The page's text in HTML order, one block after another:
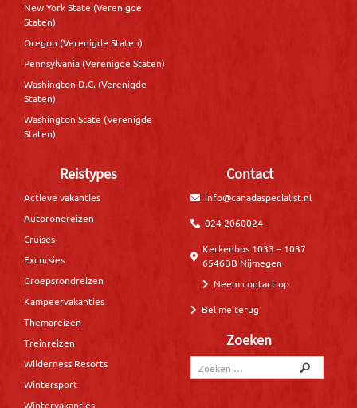
New York State (Verenigde
Staten)
Oregon (Verenigde Staten)
Pennsylvania (Verenigde Staten)
Washington D.C. (Verenigde
Staten)
Washington State (Verenigde
Staten)
Reistypes
Actieve vakanties
Autorondreizen
Cruises
Excursies
Groepsrondreizen
Kampeervakanties
Themareizen
Treinreizen
Wilderness Resorts
Wintersport
Wintervakanties
Contact
info@canadaspecialist.nl
024 2060024
Kerkenbos 1033 – 1037
6546BB Nijmegen
Neem contact op
Bel me terug
Zoeken